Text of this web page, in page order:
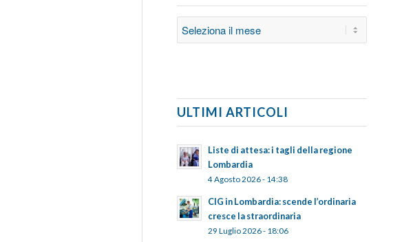
ULTIMI ARTICOLI
Liste di attesa: i tagli della regione
Lombardia
4 Agosto 2026 - 14:38
CIG in Lombardia: scende l’ordinaria
cresce la straordinaria
29 Luglio 2026 - 18:06